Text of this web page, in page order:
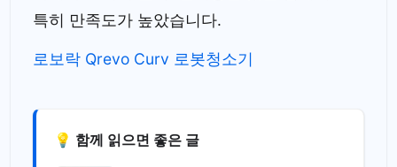
특히 만족도가 높았습니다.
로보락 Qrevo Curv 로봇청소기
💡 함께 읽으면 좋은 글